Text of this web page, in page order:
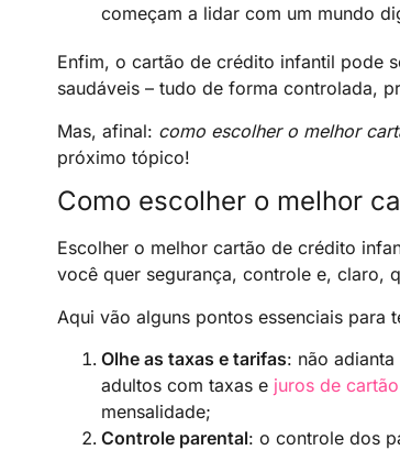
começam a lidar com um mundo
Enfim, o cartão de crédito infantil pode
saudáveis – tudo de forma controlada,
Mas, afinal: como escolher o melhor
próximo tópico!
Como escolher o melhor
Escolher o melhor cartão de crédito
você quer segurança, controle e, claro,
Aqui vão alguns pontos essenciais para
Olhe as taxas e tarifas: não
adultos com taxas e juros de
mensalidade;
Controle parental: o controle dos